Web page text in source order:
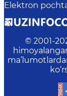
Elektron
© 2001-